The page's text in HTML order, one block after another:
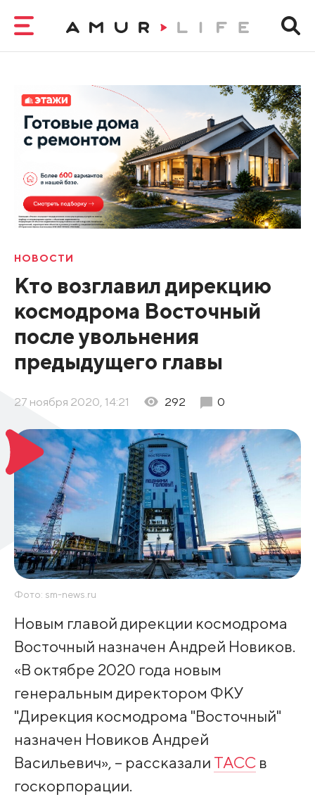
НОВОСТИ
Кто возглавил дирекцию
космодрома Восточный
после увольнения
предыдущего главы
27 ноября 2020, 14:21 292 0
Фото: sm-news.ru
Новым главой дирекции космодрома
Восточный назначен Андрей Новиков.
«В октябре 2020 года новым
генеральным директором ФКУ
"Дирекция космодрома "Восточный"
назначен Новиков Андрей
Васильевич», – рассказали ТАССв
госкорпорации.